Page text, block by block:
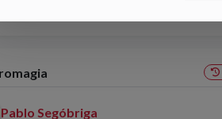
Pablo Segóbriga